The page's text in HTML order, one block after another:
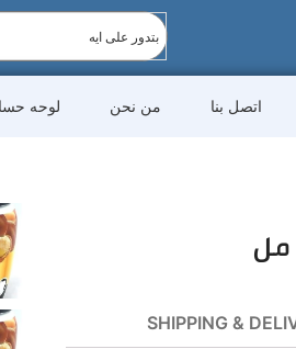
اتصل بنا من نحن لوحه
SHIPPING &